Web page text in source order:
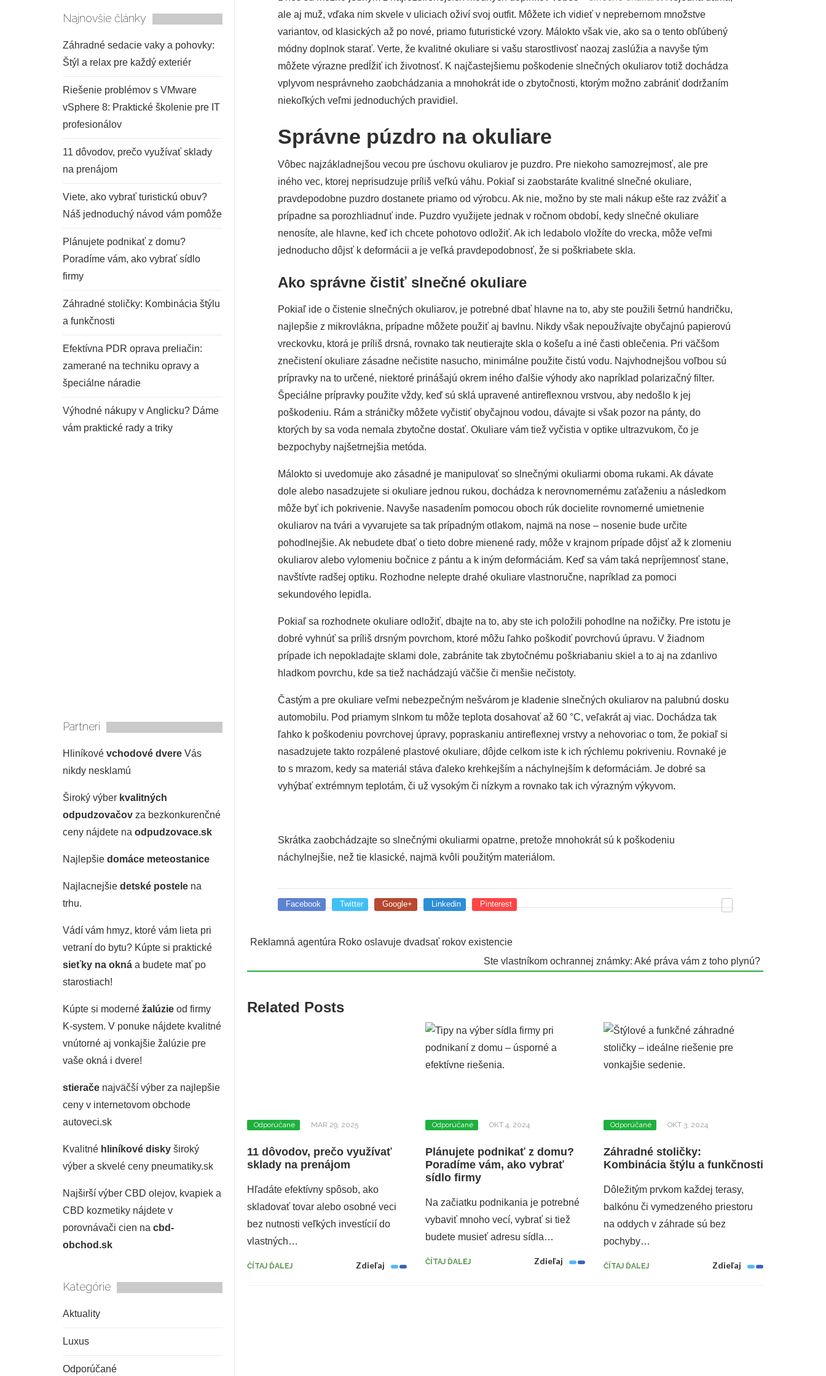
ale aj muž, vďaka nim skvele v uliciach oživí svoj outfit. Môžete ich vidieť v neprebernom množstve
variantov, od klasických až po nové, priamo futuristické vzory. Málokto však vie, ako sa o tento obľúbený
módny doplnok starať. Verte, že kvalitné okuliare si vašu starostlivosť naozaj zaslúžia a navyše tým
môžete výrazne predĺžiť ich životnosť. K najčastejšiemu poškodenie slnečných okuliarov totiž dochádza
vplyvom nesprávneho zaobchádzania a mnohokrát ide o zbytočnosti, ktorým možno zabrániť dodržaním
niekoľkých veľmi jednoduchých pravidiel.
Správne púzdro na okuliare
Vôbec najzákladnejšou vecou pre úschovu okuliarov je puzdro. Pre niekoho samozrejmosť, ale pre
iného vec, ktorej neprisudzuje príliš veľkú váhu. Pokiaľ si zaobstaráte kvalitné slnečné okuliare,
pravdepodobne puzdro dostanete priamo od výrobcu. Ak nie, možno by ste mali nákup ešte raz zvážiť a
prípadne sa porozhliadnuť inde. Puzdro využijete jednak v ročnom období, kedy slnečné okuliare
nenosíte, ale hlavne, keď ich chcete pohotovo odložiť. Ak ich ledabolo vložíte do vrecka, môže veľmi
jednoducho dôjsť k deformácii a je veľká pravdepodobnosť, že si poškriabete skla.
Ako správne čistiť slnečné okuliare
Pokiaľ ide o čistenie slnečných okuliarov, je potrebné dbať hlavne na to, aby ste použili šetrnú handričku,
najlepšie z mikrovlákna, prípadne môžete použiť aj bavlnu. Nikdy však nepoužívajte obyčajnú papierovú
vreckovku, ktorá je príliš drsná, rovnako tak neutierajte skla o košeľu a iné časti oblečenia. Pri väčšom
znečistení okuliare zásadne nečistite nasucho, minimálne použite čistú vodu. Najvhodnejšou voľbou sú
prípravky na to určené, niektoré prinášajú okrem iného ďalšie výhody ako napríklad polarizačný filter.
Špeciálne prípravky použite vždy, keď sú sklá upravené antireflexnou vrstvou, aby nedošlo k jej
poškodeniu. Rám a stráničky môžete vyčistiť obyčajnou vodou, dávajte si však pozor na pánty, do
ktorých by sa voda nemala zbytočne dostať. Okuliare vám tiež vyčistia v optike ultrazvukom, čo je
bezpochyby najšetrnejšia metóda.
Málokto si uvedomuje ako zásadné je manipulovať so slnečnými okuliarmi oboma rukami. Ak dávate
dole alebo nasadzujete si okuliare jednou rukou, dochádza k nerovnomernému zaťaženiu a následkom
môže byť ich pokrivenie. Navyše nasadením pomocou oboch rúk docielite rovnomerné umietnenie
okuliarov na tvári a vyvarujete sa tak prípadným otlakom, najmä na nose – nosenie bude určite
pohodlnejšie. Ak nebudete dbať o tieto dobre mienené rady, môže v krajnom prípade dôjsť až k zlomeniu
okuliarov alebo vylomeniu bočnice z pántu a k iným deformáciám. Keď sa vám taká nepríjemnosť stane,
navštívte radšej optiku. Rozhodne nelepte drahé okuliare vlastnoručne, napríklad za pomoci
sekundového lepidla.
Pokiaľ sa rozhodnete okuliare odložiť, dbajte na to, aby ste ich položili pohodlne na nožičky. Pre istotu je
dobré vyhnúť sa príliš drsným povrchom, ktoré môžu ľahko poškodiť povrchovú úpravu. V žiadnom
prípade ich nepokladajte sklami dole, zabránite tak zbytočnému poškriabaniu skiel a to aj na zdanlivo
hladkom povrchu, kde sa tiež nachádzajú väčšie či menšie nečistoty.
Častým a pre okuliare veľmi nebezpečným nešvárom je kladenie slnečných okuliarov na palubnú dosku
automobilu. Pod priamym slnkom tu môže teplota dosahovať až 60 °C, veľakrát aj viac. Dochádza tak
ľahko k poškodeniu povrchovej úpravy, popraskaniu antireflexnej vrstvy a nehovoriac o tom, že pokiaľ si
nasadzujete takto rozpálené plastové okuliare, dôjde celkom iste k ich rýchlemu pokriveniu. Rovnaké je
to s mrazom, kedy sa materiál stáva ďaleko krehkejším a náchylnejším k deformáciám. Je dobré sa
vyhýbať extrémnym teplotám, či už vysokým či nízkym a rovnako tak ich výrazným výkyvom.
Skrátka zaobchádzajte so slnečnými okuliarmi opatrne, pretože mnohokrát sú k poškodeniu
náchylnejšie, než tie klasické, najmä kvôli použitým materiálom.
Facebook Twitter Google+ Linkedin Pinterest
Reklamná agentúra Roko oslavuje dvadsať rokov existencie
Ste vlastníkom ochrannej známky: Aké práva vám z toho plynú?
Related Posts
Odporúčané MAR 29, 2025
11 dôvodov, prečo využívať
sklady na prenájom
Hľadáte efektívny spôsob, ako
skladovať tovar alebo osobné veci
bez nutnosti veľkých investícií do
vlastných…
ČÍTAJ ĎALEJ Zdieľaj
Odporúčané OKT 4, 2024
Plánujete podnikať z domu?
Poradíme vám, ako vybrať
sídlo firmy
Na začiatku podnikania je potrebné
vybaviť mnoho vecí, vybrať si tiež
budete musieť adresu sídla…
ČÍTAJ ĎALEJ Zdieľaj
Odporúčané OKT 3, 2024
Záhradné stoličky:
Kombinácia štýlu a funkčnosti
Dôležitým prvkom každej terasy,
balkónu či vymedzeného priestoru
na oddych v záhrade sú bez
pochyby…
ČÍTAJ ĎALEJ Zdieľaj
Najnovšie články
Záhradné sedacie vaky a pohovky:
Štýl a relax pre každý exteriér
Riešenie problémov s VMware
vSphere 8: Praktické školenie pre IT
profesionálov
11 dôvodov, prečo využívať sklady
na prenájom
Viete, ako vybrať turistickú obuv?
Náš jednoduchý návod vám pomôže
Plánujete podnikať z domu?
Poradíme vám, ako vybrať sídlo
firmy
Záhradné stoličky: Kombinácia štýlu
a funkčnosti
Efektívna PDR oprava preliačin:
zamerané na techniku opravy a
špeciálne náradie
Výhodné nákupy v Anglicku? Dáme
vám praktické rady a triky
Partneri
Hliníkové vchodové dvere Vás
nikdy nesklamú
Široký výber kvalitných
odpudzovačov za bezkonkurenčné
ceny nájdete na odpudzovace.sk
Najlepšie domáce meteostanice
Najlacnejšie detské postele na
trhu.
Vádí vám hmyz, ktoré vám lieta pri
vetraní do bytu? Kúpte si praktické
sieťky na okná a budete mať po
starostiach!
Kúpte si moderné žalúzie od firmy
K-system. V ponuke nájdete kvalitné
vnútorné aj vonkajšie žalúzie pre
vaše okná i dvere!
stierače najväčší výber za najlepšie
ceny v internetovom obchode
autoveci.sk
Kvalitné hliníkové disky široký
výber a skvelé ceny pneumatiky.sk
Najširší výber CBD olejov, kvapiek a
CBD kozmetiky nájdete v
porovnávači cien na cbd-
obchod.sk
Kategórie
Aktuality
Luxus
Odporúčané